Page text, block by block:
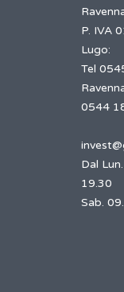
P. IVA
Lugo:
Tel
0544
Dal
19.30
Sab.